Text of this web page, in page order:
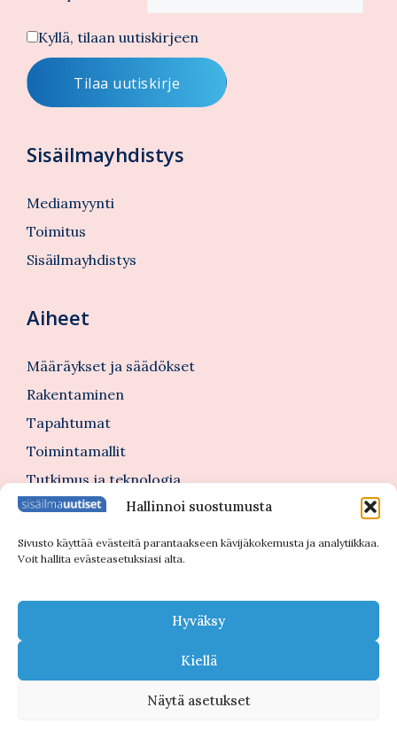
Hallinnoi suostumusta
Sivusto käyttää evästeitä parantaakseen kävijäkokemusta ja analytiikkaa.
Voit hallita evästeasetuksiasi alta.
Hyväksy
Kiellä
Näytä asetukset
Kyllä, tilaan uutiskirjeen
Sisäilmayhdistys
Mediamyynti
Toimitus
Sisäilmayhdistys
Aiheet
Määräykset ja säädökset
Rakentaminen
Tapahtumat
Toimintamallit
Tutkimus ja teknologia
Tutustu myös
© 2026 Sisäilmauutiset |Tietosuojaseloste